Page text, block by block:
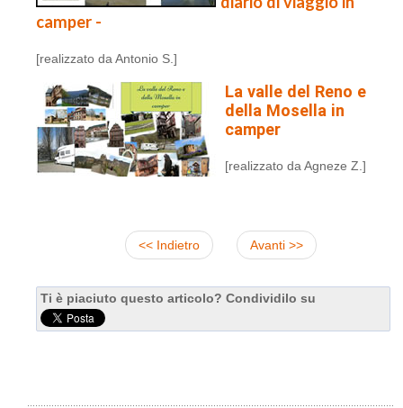
camper -
[realizzato da Antonio S.]
La valle del Reno e
della Mosella in
camper
[realizzato da Agneze Z.]
<< Indietro Avanti >>
Ti è piaciuto questo articolo? Condividilo su